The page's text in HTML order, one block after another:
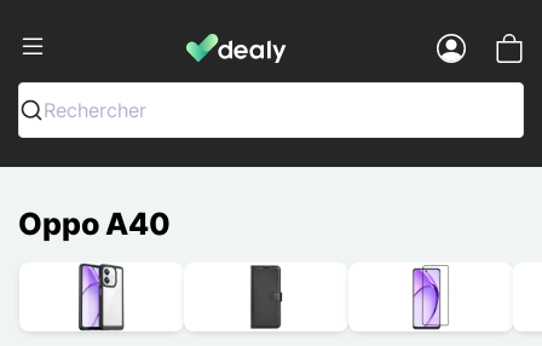
Dealy - Fundas y accesorios para
Rechercher
Oppo A40